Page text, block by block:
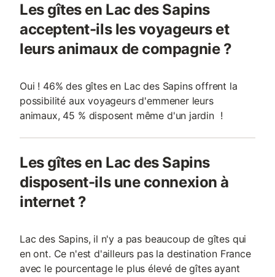
Les gîtes en Lac des Sapins
acceptent-ils les voyageurs et
leurs animaux de compagnie ?
Oui ! 46% des gîtes en Lac des Sapins offrent la
possibilité aux voyageurs d'emmener leurs
animaux, 45 % disposent même d'un jardin !
Les gîtes en Lac des Sapins
disposent-ils une connexion à
internet ?
Lac des Sapins, il n'y a pas beaucoup de gîtes qui
en ont. Ce n'est d'ailleurs pas la destination France
avec le pourcentage le plus élevé de gîtes ayant